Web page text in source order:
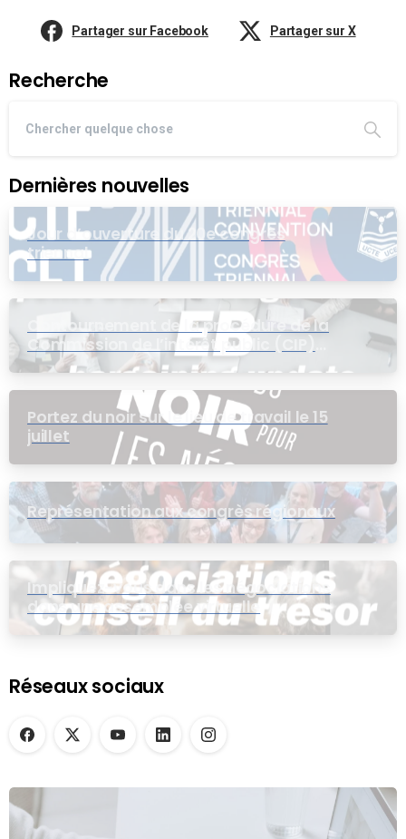
Partager sur Facebook Partager sur X
Recherche
Dernières nouvelles
Jour d’ouverture du 20e congrès
triennal
Contournement de la procédure de la
Commission de l’intérêt public (CIP)
pour le groupe EB
Portez du noir sur le lieu de travail le 15
juillet
Représentation aux congrès régionaux
Impliquez-vous dans les négociations
dans une assemblée virtuelle
Réseaux sociaux